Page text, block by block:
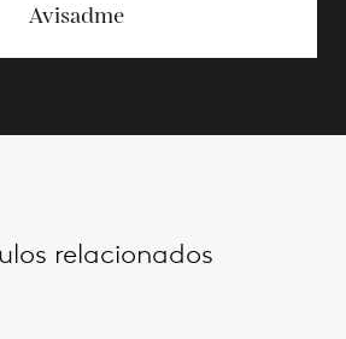
Avisadme
relacionados